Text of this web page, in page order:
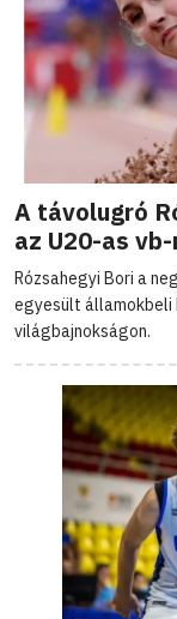
A távolugró
az U20-as vb-
Rózsahegyi Bori a
egyesült államokbeli
világbajnokságon.